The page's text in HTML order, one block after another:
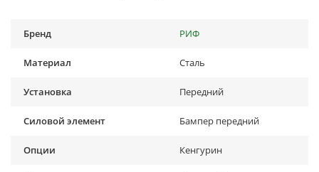
Бренд РИФ
Материал Сталь
Установка Передний
Силовой элемент Бампер передний
Опции Кенгурин